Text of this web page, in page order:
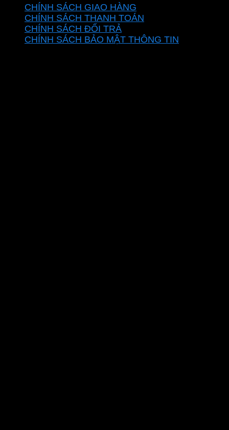
CHÍNH SÁCH GIAO HÀNG
CHÍNH SÁCH THANH TOÁN
CHÍNH SÁCH ĐỔI TRẢ
CHÍNH SÁCH BẢO MẬT THÔNG TIN